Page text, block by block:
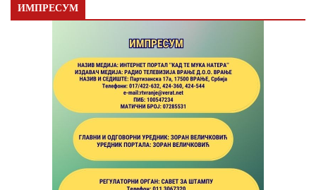
ИМПРЕСУМ